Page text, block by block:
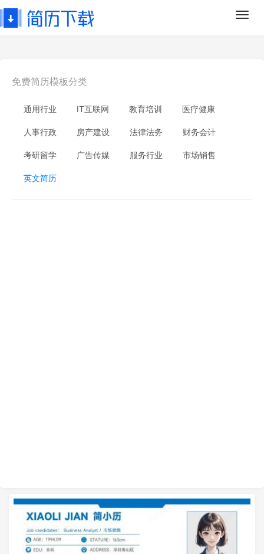
免费简历模板分类
通用行业 IT互联网 教育培训 医疗健康
人事行政 房产建设 法律法务 财务会计
考研留学 广告传媒 服务行业 市场销售
英文简历